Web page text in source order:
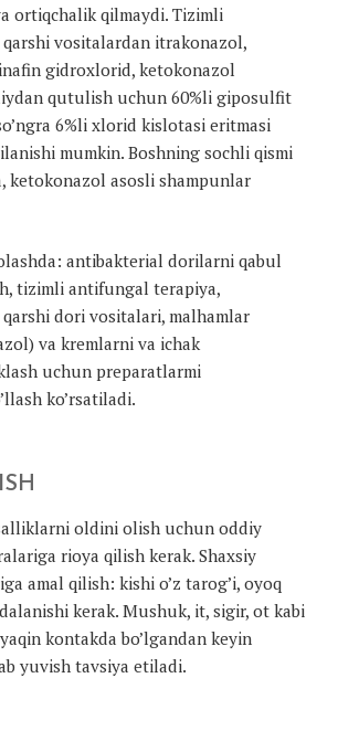
ortiqchalik qilmaydi. Tizimli
qarshi vositalardan itrakonazol,
gidroxlorid, ketokonazol
qutulish uchun 60%li giposulfit
6%li xlorid kislotasi eritmasi
mumkin. Boshning sochli qismi
ketokonazol asosli shampunlar
antibakterial dorilarni qabul
tizimli antifungal terapiya,
qarshi dori vositalari, malhamlar
va kremlarni va ichak
uchun preparatlarmi
ko’rsatiladi.
oldini olish uchun oddiy
rioya qilish kerak. Shaxsiy
amal qilish: kishi o’z tarog’i, oyoq
kerak. Mushuk, it, sigir, ot kabi
kontakda bo’lgandan keyin
yuvish tavsiya etiladi.